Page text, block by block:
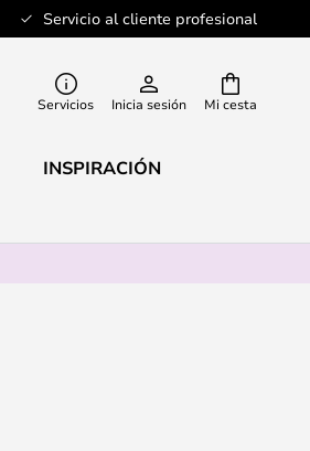
Servicio al cliente profesional
Mi cesta
Servicios Inicia sesión
INSPIRACIÓN